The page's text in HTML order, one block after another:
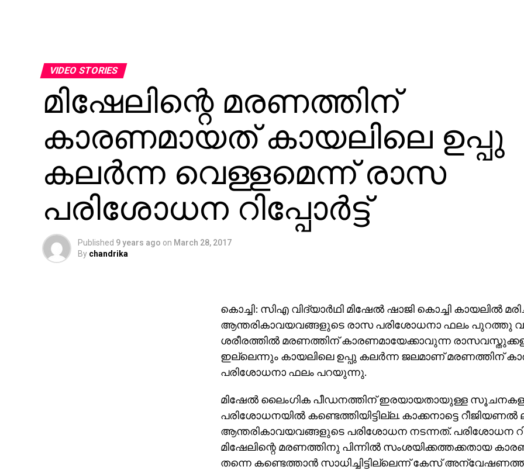
VIDEO STORIES
മിഷേലിന്റെ മരണത്തിന്
കാരണമായത് കായലിലെ ഉപ്പു
കലര്‍ന്ന വെള്ളമെന്ന് രാസ
പരിശോധന റിപ്പോര്‍ട്ട്
Published 9 years ago on March 28, 2017
By chandrika
കൊച്ചി: സിഎ വിദ്യാര്‍ഥി മിഷേല്‍ ഷാജി കൊച്ചി കായലില്‍
ആന്തരികാവയവങ്ങളുടെ രാസ പരിശോധനാ ഫലം പുറത്തു
ശരീരത്തില്‍ മരണത്തിന് കാരണമായേക്കാവുന്ന
ഇല്ലെന്നും കായലിലെ ഉപ്പു കലര്‍ന്ന ജലമാണ് മരണത്തിന്
പരിശോധനാ ഫലം പറയുന്നു.
മിഷേല്‍ ലൈംഗിക പീഡനത്തിന് ഇരയായതായുള്ള
പരിശോധനയില്‍ കണ്ടെത്തിയിട്ടില്ല. കാക്കനാട്ടെ
ആന്തരികാവയവങ്ങളുടെ പരിശോധന നടന്നത്. പരിശോധന
മിഷേലിന്റെ മരണത്തിനു പിന്നില്‍ സംശയിക്കത്തക്കതായ
തന്നെ കണ്ടെത്താന്‍ സാധിച്ചിട്ടില്ലെന്ന് കേസ്